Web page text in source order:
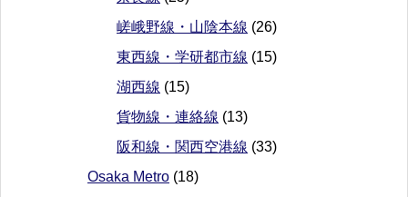
嵯峨野線・山陰本線 (26)
東西線・学研都市線 (15)
湖西線 (15)
貨物線・連絡線 (13)
阪和線・関西空港線 (33)
Osaka Metro (18)